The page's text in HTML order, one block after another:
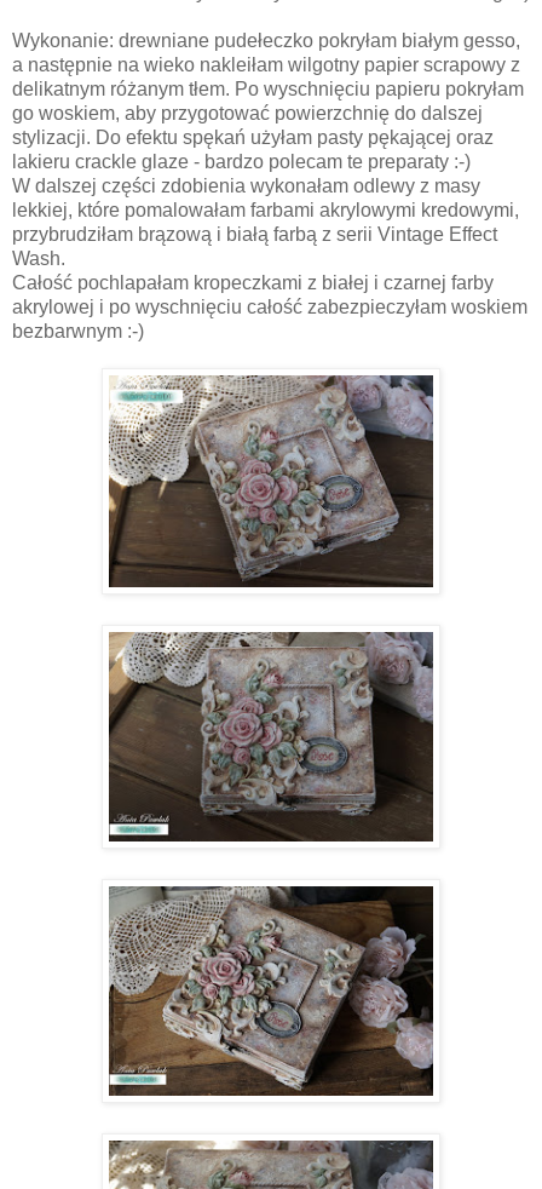
Wykonanie: drewniane pudełeczko pokryłam białym gesso,
a następnie na wieko nakleiłam wilgotny papier scrapowy z
delikatnym różanym tłem. Po wyschnięciu papieru pokryłam
go woskiem, aby przygotować powierzchnię do dalszej
stylizacji. Do efektu spękań użyłam pasty pękającej oraz
lakieru crackle glaze - bardzo polecam te preparaty :-)
W dalszej części zdobienia wykonałam odlewy z masy
lekkiej, które pomalowałam farbami akrylowymi kredowymi,
przybrudziłam brązową i białą farbą z serii Vintage Effect
Wash.
Całość pochlapałam kropeczkami z białej i czarnej farby
akrylowej i po wyschnięciu całość zabezpieczyłam woskiem
bezbarwnym :-)